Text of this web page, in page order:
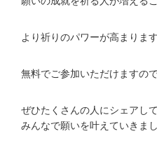
より祈りのパワーが高まります
無料でご参加いただけますの
ぜひたくさんの人にシェアして
みんなで願いを叶えていきまし